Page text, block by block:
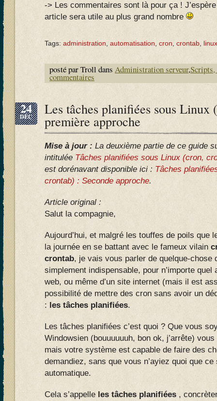
-> Les commentaires sont là pour ça !
article sera utile au plus grand nombre
Tags: administration automatisation cron crontab linux
posté par Troll dans Administration serveur,Scripts,
commentaires
24
DÉC Les tâches planifiées sous Linux
première approche
Mise à jour : La deuxième partie de ce guide
intitulée Tâches planifiées sous Linux (cron,
est dorénavant disponible ici : Tâches
crontab) : Seconde approche.
Article original :
Salut la compagnie,
Aujourd’hui, et malgré les touffes de poils que
la journée en se battant avec le fameux vilain
crontab, je vais vous parler de quelque-chose
simplement indispensable, pour n’importe quel
web, ou même d’un site internet (mais il est
possibilité de mettre des cron sans avoir un
: les tâches planifiées.
Les tâches planifiées c’est quoi ? Que vous
Windowsien (bouuuuuuh, bon ok, j’arrête)
mais votre système est capable de faire des
demandiez, sans que vous n’ayiez quoi que
automatique.
Cela s’appelle les tâches planifiées ,